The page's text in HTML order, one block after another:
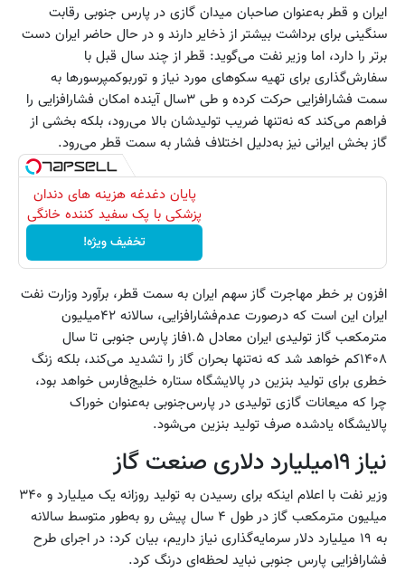
ایران و قطر به‌عنوان صاحبان میدان گازی در پارس ‌جنوبی رقابت
سنگینی برای برداشت بیشتر از ذخایر دارند و در حال حاضر ایران دست
برتر را دارد، اما وزیر نفت می‌گوید: قطر از چند سال قبل با
سفارش‌گذاری برای تهیه سکوهای مورد نیاز و توربوکمپرسورها به
سمت فشارافزایی حرکت کرده و طی ۳سال آینده امکان فشارافزایی را
فراهم می‌کند که نه‌تنها ضریب تولیدشان بالا می‌رود، بلکه بخشی از
گاز بخش ایرانی نیز به‌دلیل اختلاف فشار به سمت قطر می‌رود.
پایان دغدغه هزینه های دندان
پزشکی با پک سفید کننده خانگی
تخفیف ویژه!
افزون بر خطر مهاجرت گاز سهم ایران به سمت قطر، برآورد وزارت نفت
ایران این است که درصورت عدم‌فشارافزایی، سالانه ۴۲میلیون
مترمکعب گاز تولیدی ایران معادل ۱.۵فاز پارس‌ جنوبی تا سال
۱۴۰۸کم خواهد شد که نه‌تنها بحران گاز را تشدید می‌کند، بلکه زنگ
خطری برای تولید بنزین در پالایشگاه ستاره خلیج‌فارس خواهد بود،
چرا که میعانات گازی تولیدی در پارس‌جنوبی به‌عنوان خوراک
پالایشگاه یادشده صرف تولید بنزین می‌شود.
نیاز ۱۹میلیارد دلاری صنعت گاز
وزیر نفت با اعلام اینکه برای رسیدن به تولید روزانه یک میلیارد و ۳۴۰
میلیون مترمکعب گاز در طول ۴ سال پیش رو به‌طور متوسط سالانه
به ۱۹ میلیارد دلار سرمایه‌گذاری نیاز داریم، بیان کرد: در اجرای طرح
فشارافزایی پارس‌ جنوبی نباید لحظه‌ای درنگ کرد.